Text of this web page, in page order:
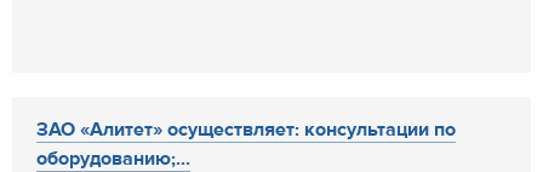
ЗАО «Алитет» осуществляет: консультации по
оборудованию;...